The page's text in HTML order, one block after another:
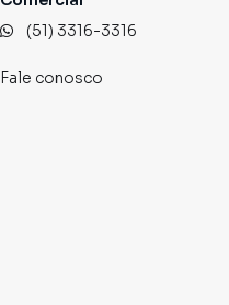
(51) 3316-3316
Fale conosco